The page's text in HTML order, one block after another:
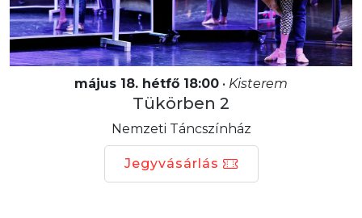
május 18. hétfő 18:00 • Kisterem
Tükörben 2
Nemzeti Táncszínház
Jegyvásárlás